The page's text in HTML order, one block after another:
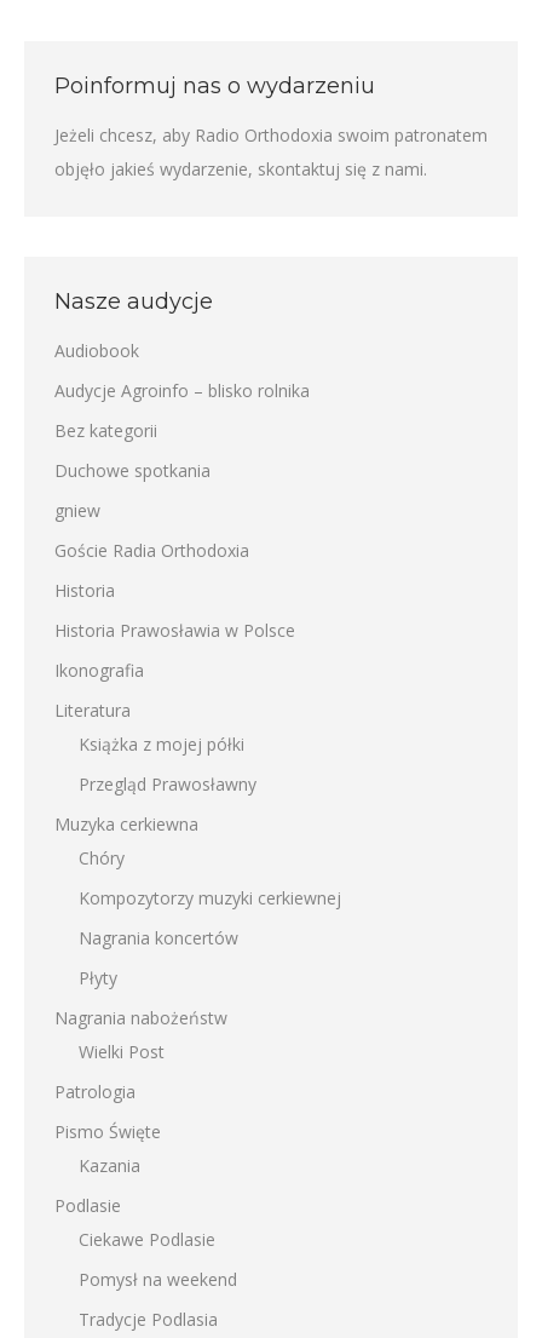
Poinformuj nas o wydarzeniu
Jeżeli chcesz, aby Radio Orthodoxia swoim patronatem
objęło jakieś wydarzenie, skontaktuj się z nami.
Nasze audycje
Audiobook
Audycje Agroinfo – blisko rolnika
Bez kategorii
Duchowe spotkania
gniew
Goście Radia Orthodoxia
Historia
Historia Prawosławia w Polsce
Ikonografia
Literatura
Książka z mojej półki
Przegląd Prawosławny
Muzyka cerkiewna
Chóry
Kompozytorzy muzyki cerkiewnej
Nagrania koncertów
Płyty
Nagrania nabożeństw
Wielki Post
Patrologia
Pismo Święte
Kazania
Podlasie
Ciekawe Podlasie
Pomysł na weekend
Tradycje Podlasia